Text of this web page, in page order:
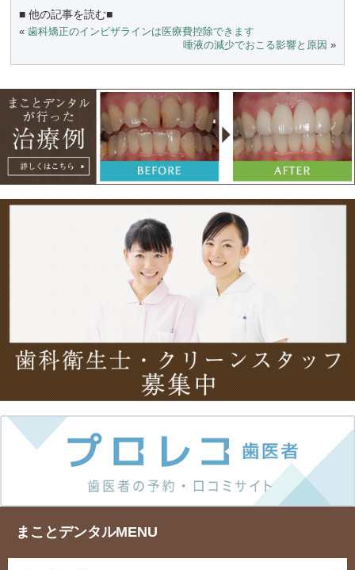
■ 他の記事を読む■
«歯科矯正のインビザラインは医療費控除できます
唾液の減少でおこる影響と原因 »
まことデンタルMENU